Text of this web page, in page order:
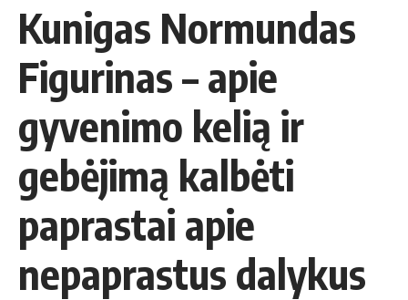
Kunigas Normundas
Figurinas – apie
gyvenimo kelią ir
gebėjimą kalbėti
paprastai apie
nepaprastus dalykus